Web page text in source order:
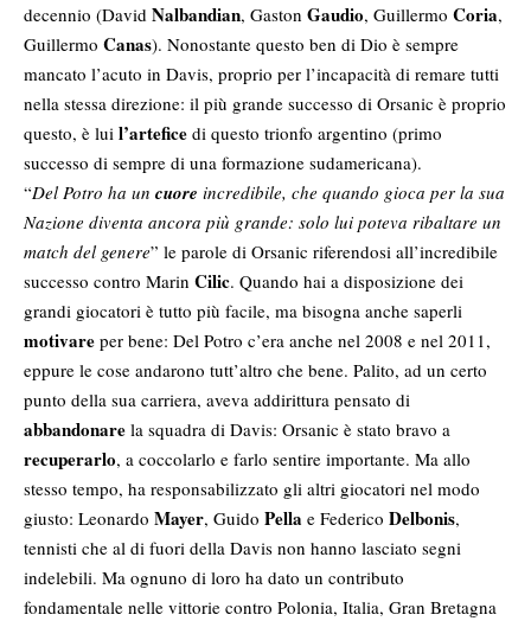
decennio (David Nalbandian, Gaston Gaudio, Guillermo Coria,
Guillermo Canas). Nonostante questo ben di Dio è sempre
mancato l’acuto in Davis, proprio per l’incapacità di remare tutti
nella stessa direzione: il più grande successo di Orsanic è proprio
questo, è lui l’artefice di questo trionfo argentino (primo
successo di sempre di una formazione sudamericana).
“Del Potro ha un cuore incredibile, che quando gioca per la sua
Nazione diventa ancora più grande: solo lui poteva ribaltare un
match del genere” le parole di Orsanic riferendosi all’incredibile
successo contro Marin Cilic. Quando hai a disposizione dei
grandi giocatori è tutto più facile, ma bisogna anche saperli
motivare per bene: Del Potro c’era anche nel 2008 e nel 2011,
eppure le cose andarono tutt’altro che bene. Palito, ad un certo
punto della sua carriera, aveva addirittura pensato di
abbandonare la squadra di Davis: Orsanic è stato bravo a
recuperarlo, a coccolarlo e farlo sentire importante. Ma allo
stesso tempo, ha responsabilizzato gli altri giocatori nel modo
giusto: Leonardo Mayer, Guido Pella e Federico Delbonis,
tennisti che al di fuori della Davis non hanno lasciato segni
indelebili. Ma ognuno di loro ha dato un contributo
fondamentale nelle vittorie contro Polonia, Italia, Gran Bretagna